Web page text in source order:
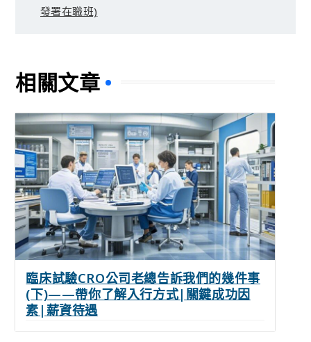
發署在職班)
相關文章
臨床試驗CRO公司老總告訴我們的幾件事
(下)——帶你了解入行方式|關鍵成功因
素|薪資待遇